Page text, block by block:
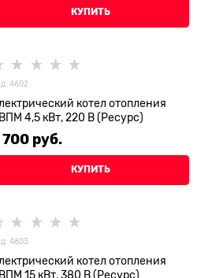
КУПИТЬ
4602
котел отопления
4,5 кВт, 220 В (Ресурс)
700 руб.
КУПИТЬ
4603
котел отопления
15 кВт, 380 В (Ресурс)